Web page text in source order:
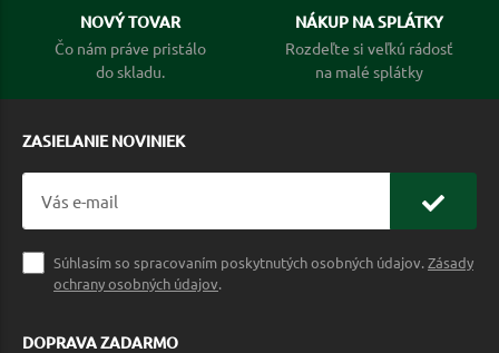
NOVÝ TOVAR
Čo nám práve pristálo
do skladu.
NÁKUP NA SPLÁTKY
Rozdeľte si veľkú rádosť
na malé splátky
ZASIELANIE NOVINIEK
Súhlasím so spracovaním poskytnutých osobných údajov.Zásady
ochrany osobných údajov.
DOPRAVA ZADARMO